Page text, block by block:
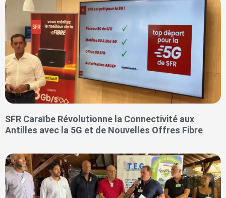
SFR Caraïbe Révolutionne la Connectivité aux
Antilles avec la 5G et de Nouvelles Offres Fibre